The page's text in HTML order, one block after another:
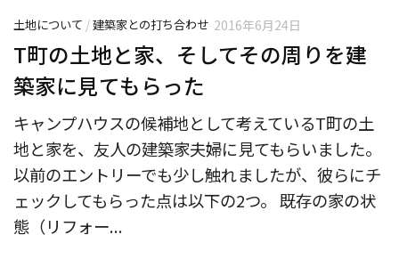
土地について /建築家との打ち合わせ 2016年6月24日
T町の土地と家、そしてその周りを建
築家に見てもらった
キャンプハウスの候補地として考えているT町の土
地と家を、友人の建築家夫婦に見てもらいました。
以前のエントリーでも少し触れましたが、彼らにチ
ェックしてもらった点は以下の2つ。 既存の家の状
態（リフォー...